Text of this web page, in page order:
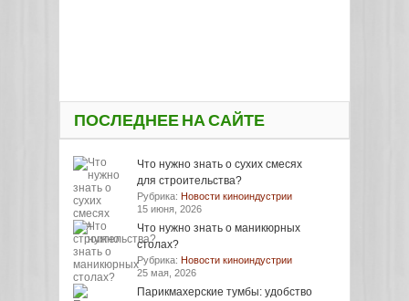
ПОСЛЕДНЕЕ НА САЙТЕ
Что нужно знать о сухих смесях
для строительства?
Рубрика: Новости киноиндустрии
15 июня, 2026
Что нужно знать о маникюрных
столах?
Рубрика: Новости киноиндустрии
25 мая, 2026
Парикмахерские тумбы: удобство